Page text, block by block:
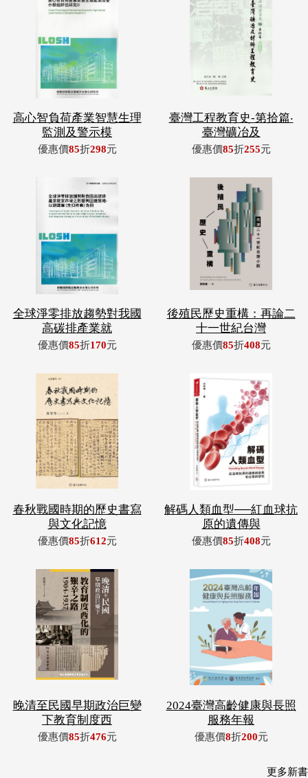
高心智負荷產業智慧生理
監測及警示模
優惠價85折298元
臺灣工程教育史-第拾篇‧
臺灣礦冶及
優惠價85折255元
全球淨零排放趨勢對我國
高碳排產業就
優惠價85折170元
後殖民歷史重構：再論二
十一世紀台灣
優惠價85折408元
春秋戰國時期的歷史書寫
與文化記憶
優惠價85折612元
解碼人類血型──紅血球抗
原的遺傳與
優惠價85折408元
晚清至民國早期政治巨變
下教育制度西
優惠價85折476元
2024臺灣高齡健康與長照
服務年報
優惠價8折200元
更多新書